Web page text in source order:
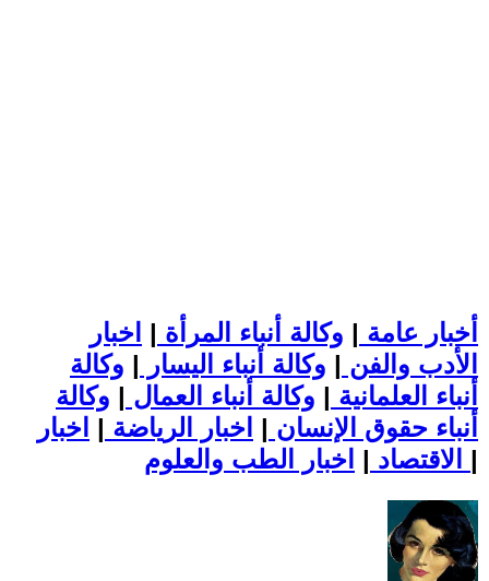
أخبار عامة | وكالة أنباء المرأة | اخبار
الأدب والفن | وكالة أنباء اليسار | وكالة
أنباء العلمانية | وكالة أنباء العمال | وكالة
أنباء حقوق الإنسان | اخبار الرياضة | اخبار
الاقتصاد | |